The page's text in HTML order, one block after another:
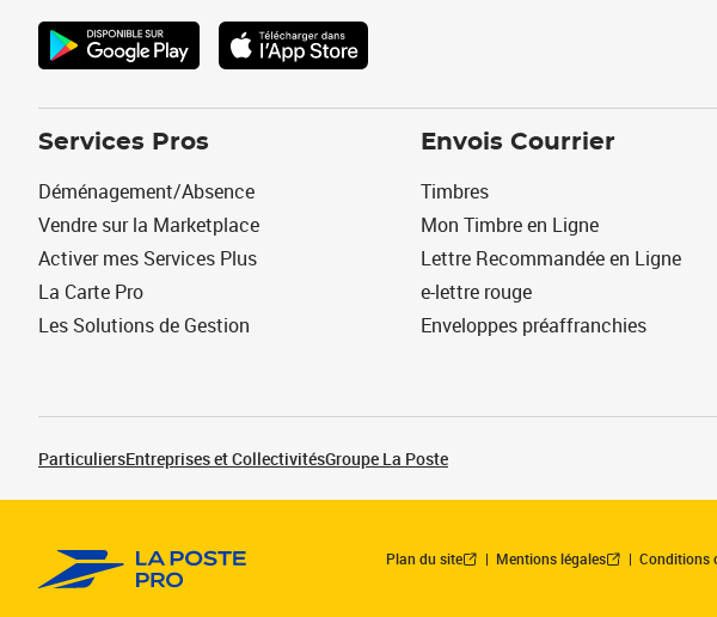
Services Pros
Déménagement/Absence
Vendre sur la Marketplace
Activer mes Services Plus
La Carte Pro
Les Solutions de Gestion
Envois Courrier
Timbres
Mon Timbre en Ligne
Lettre Recommandée en Ligne
e-lettre rouge
Enveloppes préaffranchies
ParticuliersEntreprises et CollectivitésGroupe La Poste
Plan du site Mentions légales Conditions